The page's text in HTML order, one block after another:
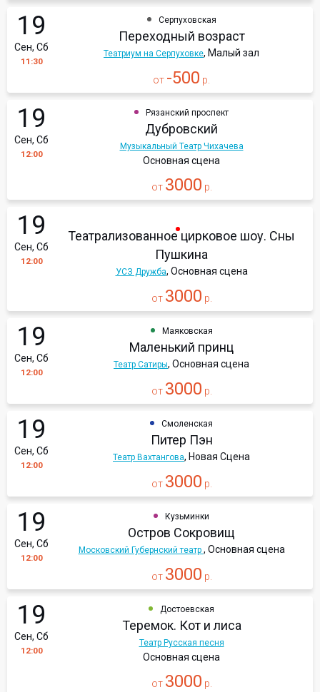
19
Сен, Сб
11:30
Серпуховская
Переходный возраст
Театриум на Серпуховке, Малый зал
от -500 р.
19
Сен, Сб
12:00
Рязанский проспект
Дубровский
Музыкальный Театр Чихачева
Основная сцена
от 3000 р.
19
Сен, Сб
12:00
Театрализованное цирковое шоу. Сны
Пушкина
УСЗ Дружба, Основная сцена
от 3000 р.
19
Сен, Сб
12:00
Маяковская
Маленький принц
Театр Сатиры, Основная сцена
от 3000 р.
19
Сен, Сб
12:00
Смоленская
Питер Пэн
Театр Вахтангова, Новая Сцена
от 3000 р.
19
Сен, Сб
12:00
Кузьминки
Остров Сокровищ
Московский Губернский театр , Основная сцена
от 3000 р.
19
Сен, Сб
12:00
Достоевская
Теремок. Кот и лиса
Театр Русская песня
Основная сцена
от 3000 р.